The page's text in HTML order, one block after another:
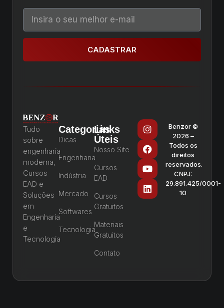
CADASTRAR
Tudo
sobre
engenharia
moderna,
Cursos
EAD e
Soluções
em
Engenharia
e
Tecnologia
Categorias
Dicas
Engenharia
Indústria
Mercado
Softwares
Tecnologia
Links
Úteis
Nosso Site
Cursos
EAD
Cursos
Gratuitos
Materiais
Gratuitos
Contato
Benzor ©
2026 –
Todos os
direitos
reservados.
CNPJ:
29.891.425/0001-
10